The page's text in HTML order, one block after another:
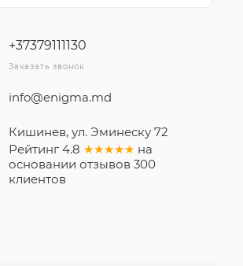
+37379111130
Заказать звонок
info@enigma.md
Кишинев, ул. Эминеску 72
Рейтинг 4.8 ★★★★★ на
основании отзывов 300
клиентов